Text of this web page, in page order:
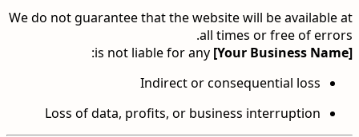
We do not guarantee that the website will be available at
all times or free of errors.
[Your Business Name]
Indirect or consequential loss
Loss of data, profits, or business interruption